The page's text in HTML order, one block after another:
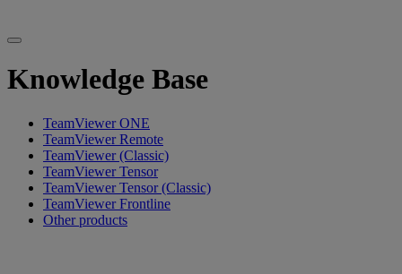
Knowledge Base
TeamViewer ONE
TeamViewer Remote
TeamViewer (Classic)
TeamViewer Tensor
TeamViewer Tensor (Classic)
TeamViewer Frontline
Other products